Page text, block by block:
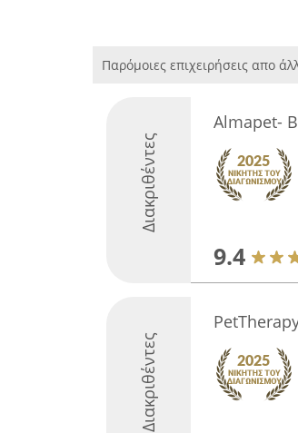
Παρόμοιες επιχειρήσεις απο
Διακριθέντες
Almapet-
9.4
Διακριθέντες